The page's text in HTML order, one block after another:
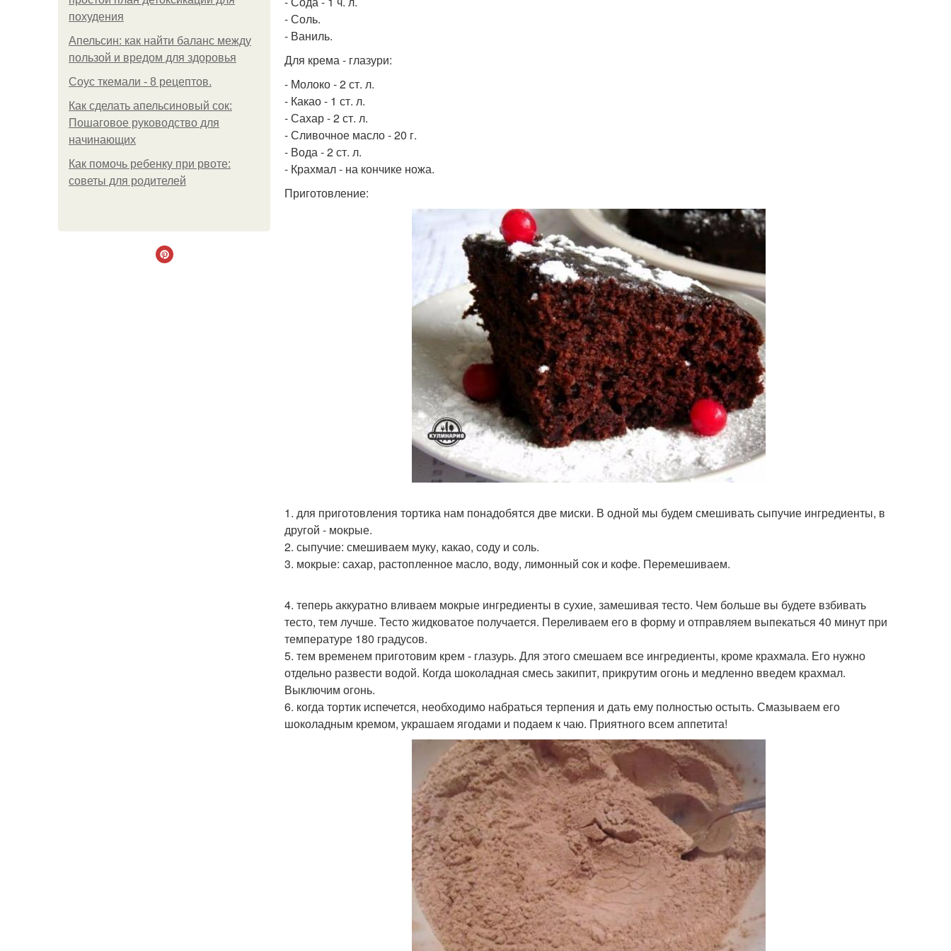
похудения
Апельсин: как найти баланс между
пользой и вредом для здоровья
Соус ткемали - 8 рецептов.
Как сделать апельсиновый сок:
Пошаговое руководство для
начинающих
Как помочь ребенку при рвоте:
советы для родителей
- Соль.
- Ваниль.
Для крема - глазури:
- Молоко - 2 ст. л.
- Какао - 1 ст. л.
- Сахар - 2 ст. л.
- Сливочное масло - 20 г.
- Вода - 2 ст. л.
- Крахмал - на кончике ножа.
Приготовление:
1. для приготовления тортика нам понадобятся две миски. В одной мы будем смешивать сыпучие ингредиенты, в
другой - мокрые.
2. сыпучие: смешиваем муку, какао, соду и соль.
3. мокрые: сахар, растопленное масло, воду, лимонный сок и кофе. Перемешиваем.
4. теперь аккуратно вливаем мокрые ингредиенты в сухие, замешивая тесто. Чем больше вы будете взбивать
тесто, тем лучше. Тесто жидковатое получается. Переливаем его в форму и отправляем выпекаться 40 минут при
температуре 180 градусов.
5. тем временем приготовим крем - глазурь. Для этого смешаем все ингредиенты, кроме крахмала. Его нужно
отдельно развести водой. Когда шоколадная смесь закипит, прикрутим огонь и медленно введем крахмал.
Выключим огонь.
6. когда тортик испечется, необходимо набраться терпения и дать ему полностью остыть. Смазываем его
шоколадным кремом, украшаем ягодами и подаем к чаю. Приятного всем аппетита!